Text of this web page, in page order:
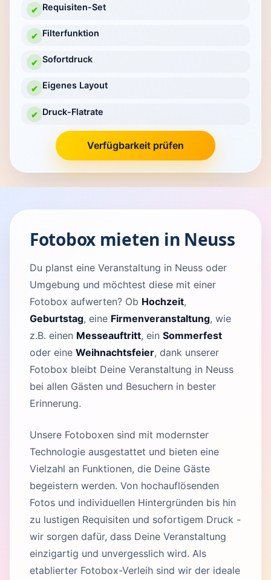
✔ Requisiten-Set
✔ Filterfunktion
✔ Sofortdruck
✔ Eigenes Layout
✔ Druck-Flatrate
Verfügbarkeit prüfen
Fotobox mieten in Neuss
Du planst eine Veranstaltung in Neuss oder
Umgebung und möchtest diese mit einer
Fotobox aufwerten? Ob Hochzeit,
Geburtstag, eine Firmenveranstaltung, wie
z.B. einen Messeauftritt, ein Sommerfest
oder eine Weihnachtsfeier, dank unserer
Fotobox bleibt Deine Veranstaltung in Neuss
bei allen Gästen und Besuchern in bester
Erinnerung.
Unsere Fotoboxen sind mit modernster
Technologie ausgestattet und bieten eine
Vielzahl an Funktionen, die Deine Gäste
begeistern werden. Von hochauflösenden
Fotos und individuellen Hintergründen bis hin
zu lustigen Requisiten und sofortigem Druck -
wir sorgen dafür, dass Deine Veranstaltung
einzigartig und unvergesslich wird. Als
etablierter Fotobox-Verleih sind wir der ideale